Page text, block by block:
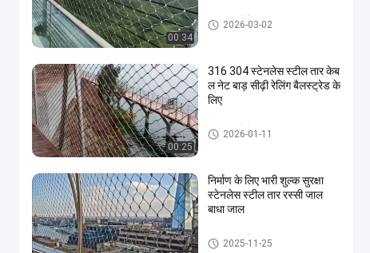
00:34
वायर रस्सी मेष
2026-03-02
00:25
316 304 स्टेनलेस स्टील तार केब
ल नेट बाड़ सीढ़ी रेलिंग बैलस्ट्रेड के
लिए
वायर रस्सी मेष
2026-01-11
निर्माण के लिए भारी शुल्क सुरक्षा
स्टेनलेस स्टील तार रस्सी जाल
बाधा जाल
वायर रस्सी मेष
2025-11-25